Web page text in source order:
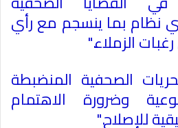
نظام بما ينسجم مع رأي
الزملاء".
الصحفية المنضبطة
وضرورة الاهتمام
للإصلاح".